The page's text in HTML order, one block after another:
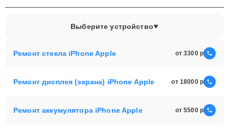
Выберите устройство
Ремонт стекла iPhone Apple от 3300
Ремонт дисплея (экрана) iPhone Apple от 18000
Ремонт аккумулятора iPhone Apple от 5500